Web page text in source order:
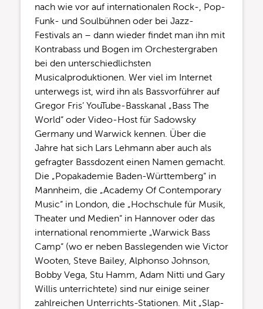
nach wie vor auf internationalen Rock-, Pop-
Funk- und Soulbühnen oder bei Jazz-
Festivals an – dann wieder findet man ihn mit
Kontrabass und Bogen im Orchestergraben
bei den unterschiedlichsten
Musicalproduktionen. Wer viel im Internet
unterwegs ist, wird ihn als Bassvorführer auf
Gregor Fris’ YouTube-Basskanal „Bass The
World“ oder Video-Host für Sadowsky
Germany und Warwick kennen. Über die
Jahre hat sich Lars Lehmann aber auch als
gefragter Bassdozent einen Namen gemacht.
Die „Popakademie Baden-Württemberg“ in
Mannheim, die „Academy Of Contemporary
Music“ in London, die „Hochschule für Musik,
Theater und Medien“ in Hannover oder das
international renommierte „Warwick Bass
Camp“ (wo er neben Basslegenden wie Victor
Wooten, Steve Bailey, Alphonso Johnson,
Bobby Vega, Stu Hamm, Adam Nitti und Gary
Willis unterrichtete) sind nur einige seiner
zahlreichen Unterrichts-Stationen. Mit „Slap-